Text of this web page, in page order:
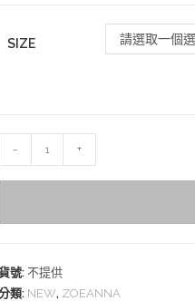
SIZE 請選取一個
- +
號:不提供
類: NEW, ZOEANNA